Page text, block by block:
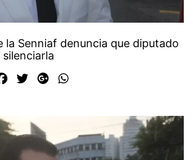
la Senniaf denuncia que diputado